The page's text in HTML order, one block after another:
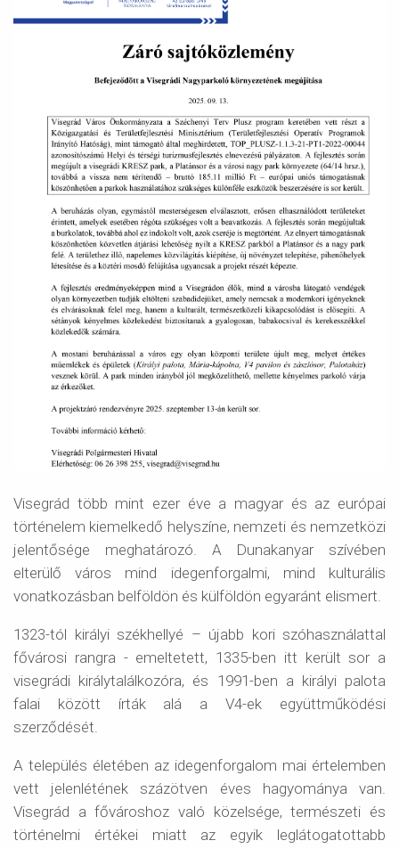
Visegrád több mint ezer éve a magyar és az európai
történelem kiemelkedő helyszíne, nemzeti és nemzetközi
jelentősége meghatározó. A Dunakanyar szívében
elterülő város mind idegenforgalmi, mind kulturális
vonatkozásban belföldön és külföldön egyaránt elismert.
1323-tól királyi székhellyé – újabb kori szóhasználattal
fővárosi rangra - emeltetett, 1335-ben itt került sor a
visegrádi királytalálkozóra, és 1991-ben a királyi palota
falai között írták alá a V4-ek együttműködési
szerződését.
A település életében az idegenforgalom mai értelemben
vett jelenlétének százötven éves hagyománya van.
Visegrád a fővároshoz való közelsége, természeti és
történelmi értékei miatt az egyik leglátogatottabb